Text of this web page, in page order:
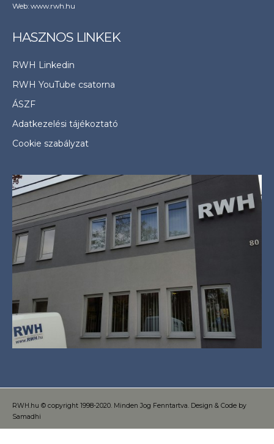
Web: www.rwh.hu
HASZNOS LINKEK
RWH Linkedin
RWH YouTube csatorna
ÁSZF
Adatkezelési tájékoztató
Cookie szabályzat
RWH.hu © copyright 1998-2020. Minden Jog Fenntartva. Design & Code by
Samadhi